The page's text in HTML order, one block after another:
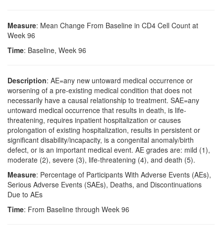
Measure: Mean Change From Baseline in CD4 Cell Count at
Week 96
Time: Baseline, Week 96
Description: AE=any new untoward medical occurrence or
worsening of a pre-existing medical condition that does not
necessarily have a causal relationship to treatment. SAE=any
untoward medical occurrence that results in death, is life-
threatening, requires inpatient hospitalization or causes
prolongation of existing hospitalization, results in persistent or
significant disability/incapacity, is a congenital anomaly/birth
defect, or is an important medical event. AE grades are: mild (1),
moderate (2), severe (3), life-threatening (4), and death (5).
Measure: Percentage of Participants With Adverse Events (AEs),
Serious Adverse Events (SAEs), Deaths, and Discontinuations
Due to AEs
Time: From Baseline through Week 96